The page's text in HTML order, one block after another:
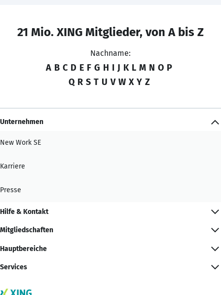
21 Mio. XING Mitglieder, von A bis Z
Nachname:
A B C D E F G H I J K L M N O P
Q R S T U V W X Y Z
Unternehmen
New Work SE
Karriere
Presse
Hilfe & Kontakt
Mitgliedschaften
Hauptbereiche
Services